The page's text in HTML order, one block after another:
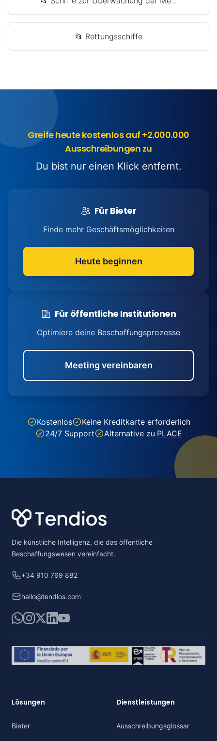
📂 Rettungsschiffe
Greife heute kostenlos auf +2.000.000
Ausschreibungen zu
Du bist nur einen Klick entfernt.
Für Bieter
Finde mehr Geschäftsmöglichkeiten
Heute beginnen
Für öffentliche Institutionen
Optimiere deine Beschaffungsprozesse
Meeting vereinbaren
Kostenlos
Keine Kreditkarte erforderlich
24/7 Support
Alternative zu PLACE
Die künstliche Intelligenz, die das öffentliche
Beschaffungswesen vereinfacht.
+34 910 769 882
hallo@tendios.com
WhatsApp
Instagram
X LinkedIn
YouTube
Lösungen
Bieter
Dienstleistungen
Ausschreibungsglossar